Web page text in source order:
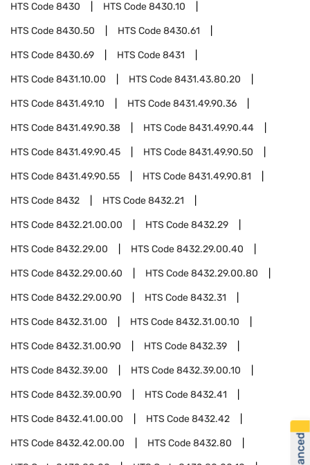
HTS Code8430 HTS Code8430.10
HTS Code8430.50 HTS Code8430.61
HTS Code8430.69 HTS Code8431
HTS Code8431.10.00 HTS Code8431.43.80.20
HTS Code8431.49.10 HTS Code8431.49.90.36
HTS Code8431.49.90.38 HTS Code8431.49.90.44
HTS Code8431.49.90.45 HTS Code8431.49.90.50
HTS Code8431.49.90.55 HTS Code8431.49.90.81
HTS Code8432 HTS Code8432.21
HTS Code8432.21.00.00 HTS Code8432.29
HTS Code8432.29.00 HTS Code8432.29.00.40
HTS Code8432.29.00.60 HTS Code8432.29.00.80
HTS Code8432.29.00.90 HTS Code8432.31
HTS Code8432.31.00 HTS Code8432.31.00.10
HTS Code8432.31.00.90 HTS Code8432.39
HTS Code8432.39.00 HTS Code8432.39.00.10
HTS Code8432.39.00.90 HTS Code8432.41
HTS Code8432.41.00.00 HTS Code8432.42
HTS Code8432.42.00.00 HTS Code8432.80